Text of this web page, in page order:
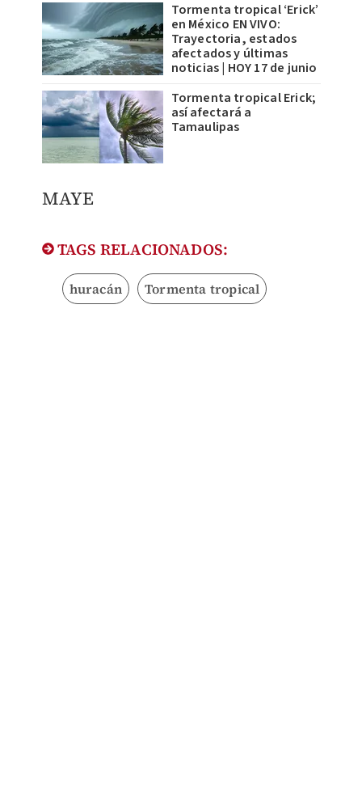
Tormenta tropical ‘Erick’
en México EN VIVO:
Trayectoria, estados
afectados y últimas
noticias | HOY 17 de junio
Tormenta tropical Erick;
así afectará a
Tamaulipas
MAYE
TAGS RELACIONADOS:
huracán Tormenta tropical